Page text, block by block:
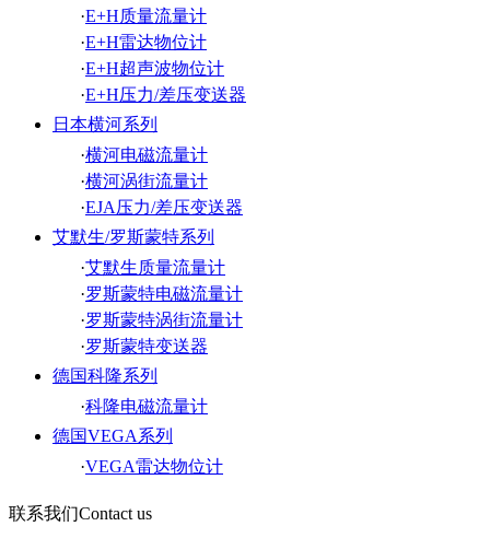
·E+H质量流量计
·E+H雷达物位计
·E+H超声波物位计
·E+H压力/差压变送器
日本横河系列
·横河电磁流量计
·横河涡街流量计
·EJA压力/差压变送器
艾默生/罗斯蒙特系列
·艾默生质量流量计
·罗斯蒙特电磁流量计
·罗斯蒙特涡街流量计
·罗斯蒙特变送器
德国科隆系列
·科隆电磁流量计
德国VEGA系列
·VEGA雷达物位计
联系我们Contact us